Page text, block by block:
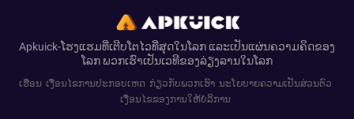
Apkuick-ໂຮງແຮມທີ່ເຕີບໂຕໄວທີ່ສຸດໃນໂລກ ແລະເປັນແຜ່ນຄວາມຄິດຂອງ
ໂລກ ພວກເຮົາເປັນເວທີຂອງລ່ຽງລານໃນໂລກ
ເຮືອນ ເງື່ອນໄຂການປະກອບເຫດ ກ່ຽວກັບພວກເຮົາ ນະໂຍບາຍຄວາມເປັນສ່ວນຕົວ
ເງື່ອນໄຂຂອງການໃຫ້ບໍລິການ